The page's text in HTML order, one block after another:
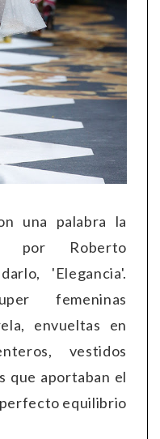
una palabra la
por Roberto
'Elegancia'.
femeninas
envueltas en
vestidos
que aportaban el
equilibrio